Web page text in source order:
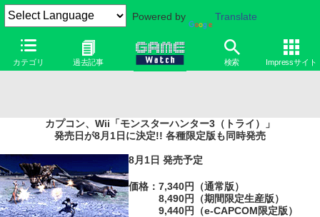
Powered by Translate
カテゴリ 過去記事 検索 Impressサイト
カプコン、Wii「モンスターハンター3（トライ）」
発売日が8月1日に決定!! 各種限定版も同時発売
8月1日 発売予定
価格：7,340円（通常版）
8,490円（期間限定生産版）
9,440円（e-CAPCOM限定版）